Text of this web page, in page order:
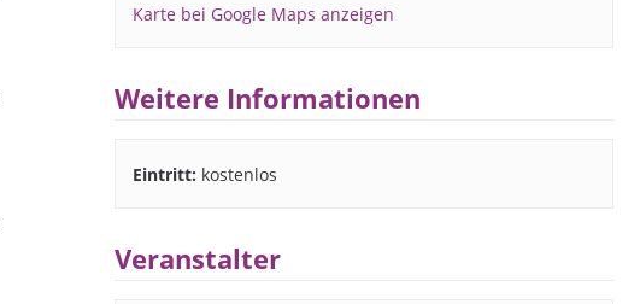
Karte bei Google Maps anzeigen
Weitere Informationen
Eintritt: kostenlos
Veranstalter